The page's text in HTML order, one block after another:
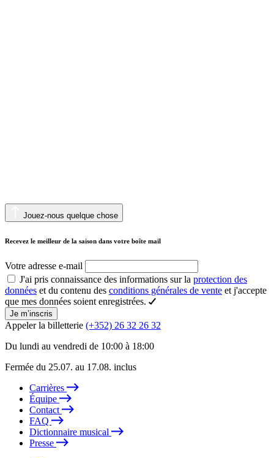
Jouez-nous quelque chose
Recevez le meilleur de la saison dans votre boîte mail
Votre adresse e-mail
J'ai pris connaissance des informations sur la protection des
données et du contenu des conditions générales de vente et j'accepte
que mes données soient enregistrées.
Je m’inscris
Appeler la billetterie (+352) 26 32 26 32
Du lundi au vendredi de 10:00 à 18:00
Fermée du 25.07. au 17.08. inclus
Carrières
Équipe
Contact
FAQ
Dictionnaire musical
Presse